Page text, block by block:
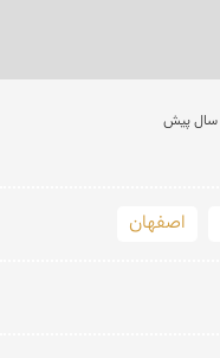
اصفهان